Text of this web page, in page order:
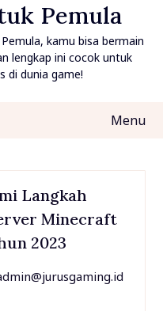
Pemula
kamu bisa bermain
lengkap ini cocok untuk
di dunia game!
Menu
Langkah
Minecraft
2023